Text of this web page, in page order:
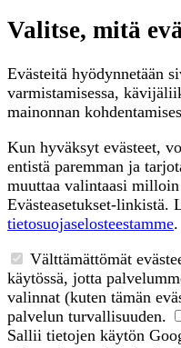
Valitse, mitä
Evästeitä hyödynnetään
varmistamisessa,
mainonnan
Kun hyväksyt evästeet,
entistä paremman ja
muuttaa valintaasi
Evästeasetukset-linkistä.
tietosuojaselosteestamme.
Välttämättömät
käytössä, jotta
valinnat (kuten tämän
palvelun turvallisuuden.
Sallii tietojen käytön